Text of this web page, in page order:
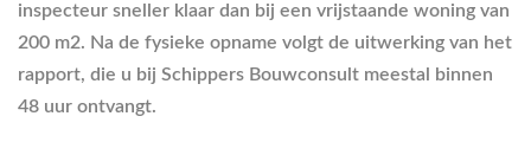
inspecteur sneller klaar dan bij een vrijstaande woning van
200 m2. Na de fysieke opname volgt de uitwerking van het
rapport, die u bij Schippers Bouwconsult meestal binnen
48 uur ontvangt.